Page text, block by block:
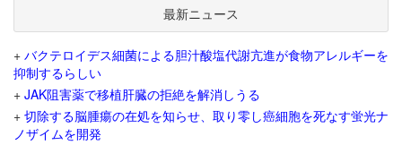
最新ニュース
+ バクテロイデス細菌による胆汁酸塩代謝亢進が食物アレルギーを
抑制するらしい
+ JAK阻害薬で移植肝臓の拒絶を解消しうる
+ 切除する脳腫瘍の在処を知らせ、取り零し癌細胞を死なす蛍光ナ
ノザイムを開発